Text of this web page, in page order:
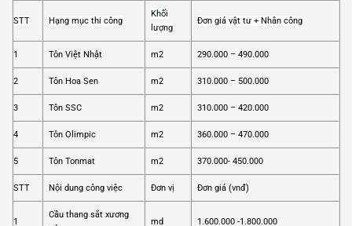
STT Hạng mục thi công
Khối
lượng
Đơn giá vật tư + Nhân công
1 Tôn Việt Nhật m2 290.000 – 490.000
2 Tôn Hoa Sen m2 310.000 – 500.000
3 Tôn SSC m2 310.000 – 420.000
4 Tôn Olimpic m2 360.000 – 470.000
5 Tôn Tonmat m2 370.000- 450.000
STT Nội dung công việc Đơn vị Đơn giá (vnđ)
1
Cầu thang sắt xương
md 1.600.000 -1.800.000